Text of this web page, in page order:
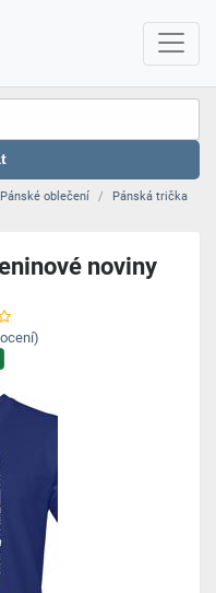
Pánské oblečení
Pánská trička
noviny